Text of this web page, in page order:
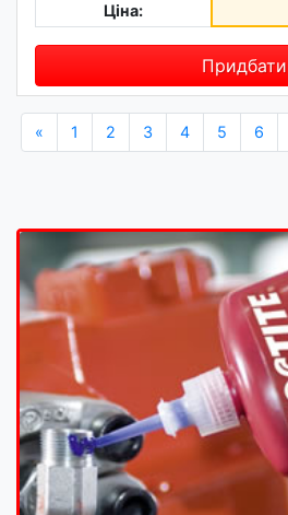
Ціна:
Придбати
« 1 2 3 4 5 6